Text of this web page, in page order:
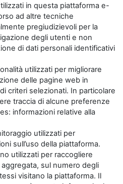
in questa piattaforma e-
ad altre tecniche
pregiudizievoli per la
degli utenti e non
di dati personali identificativi
utilizzati per migliorare
delle pagine web in
criteri selezionati. In particolare
traccia di alcune preferenze
informazioni relative alla
utilizzati per
sull’uso della piattaforma.
utilizzati per raccogliere
sul numero degli
visitano la piattaforma. Il